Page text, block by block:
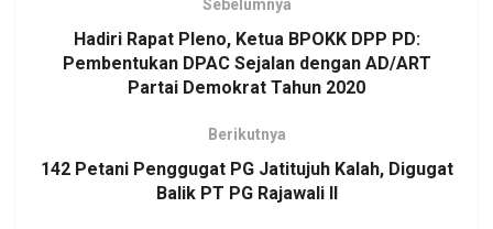
Sebelumnya
Hadiri Rapat Pleno, Ketua BPOKK DPP PD:
Pembentukan DPAC Sejalan dengan AD/ART
Partai Demokrat Tahun 2020
Berikutnya
142 Petani Penggugat PG Jatitujuh Kalah, Digugat
Balik PT PG Rajawali II